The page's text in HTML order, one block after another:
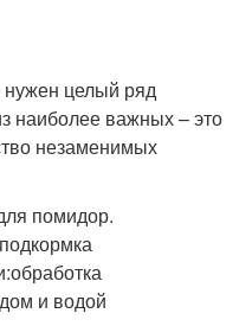
нужен целый ряд
наиболее важных – это
незаменимых